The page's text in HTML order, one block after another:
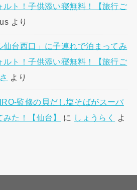
ルト！子供添い寝無料！【旅行ご
より
仙台西口」に子連れで泊まってみ
ルト！子供添い寝無料！【旅行ご
より
監修の貝だし塩そばがスーパ
た！【仙台】
に しょうらく
よ